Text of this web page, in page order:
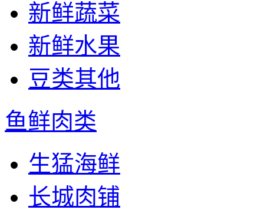
新鲜蔬菜
新鲜水果
豆类其他
鱼鲜肉类
生猛海鲜
长城肉铺